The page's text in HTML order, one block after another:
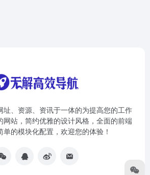
址、资源、资讯于一体的为提高您的工作
网站，简约优雅的设计风格，全面的前端
单的模块化配置，欢迎您的体验！